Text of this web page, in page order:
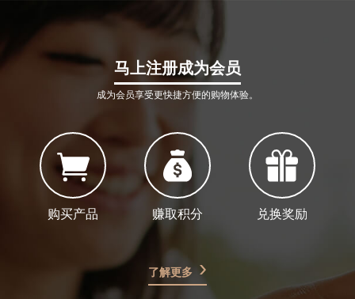
马上注册成为会员
成为会员享受更快捷方便的购物体验。
购买产品 赚取积分 兑换奖励
了解更多